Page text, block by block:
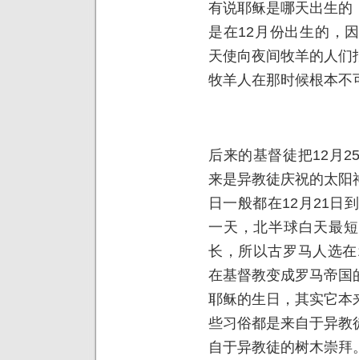
有说耶稣是哪天出生的
是在12月份出生的，
天使向夜间牧羊的人
牧羊人在那时候根本不
后来的基督徒把12月
来是异教徒庆祝的太阳
日一般都在12月21日
一天，北半球白天最
长，所以古罗马人选
在基督教变成罗马帝国
耶稣的生日，其实它本
些习俗都是来自于异教
自于异教徒的树木崇拜